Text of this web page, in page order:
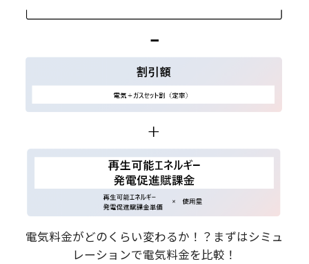
電気料金がどのくらい変わるか！？まずはシミュ
レーションで電気料金を比較！